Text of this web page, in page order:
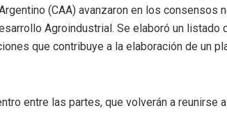
(CAA) avanzaron en los consensos
Agroindustrial. Se elaboró un
que contribuye a la elaboración de un
entre las partes, que volverán a reunirse